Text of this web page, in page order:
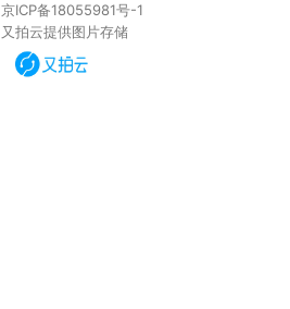
京ICP备18055981号-1
又拍云提供图片存储